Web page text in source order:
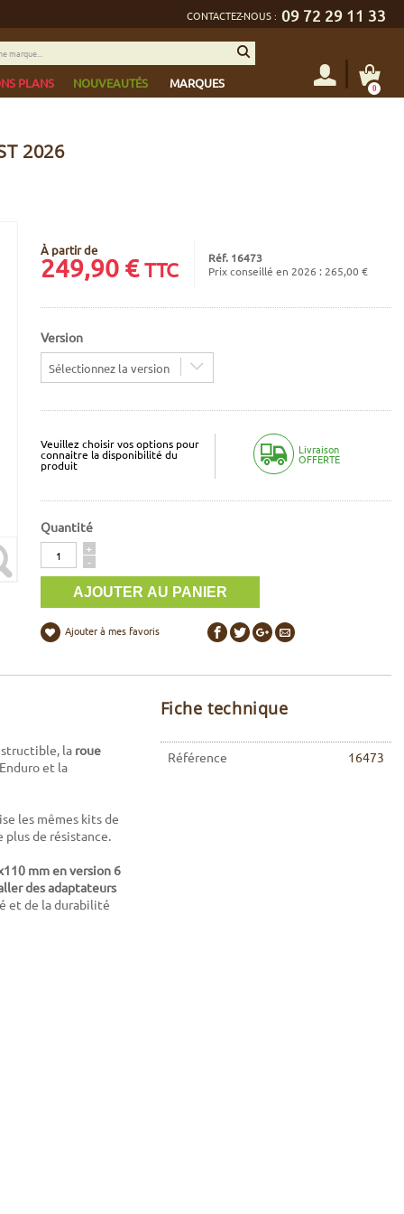
CONTACTEZ-NOUS : 09 72 29 11 33
PLANS NOUVEAUTÉS MARQUES 0
2026
À partir de
249,90€ TTC
Réf. 16473
Prix conseillé en 2026 : 265,00 €
Version
Sélectionnez la version
Veuillez choisir vos options pour
connaitre la disponibilité du
produit
Livraison
OFFERTE
Quantité
Quantité
+
-
Ajouter à mes favoris
la roue
et la
les mêmes kits de
plus de résistance.
mm en version 6
des adaptateurs
et de la durabilité
Fiche technique
Référence 16473